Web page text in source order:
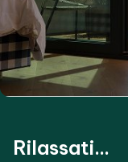
Rilassati...